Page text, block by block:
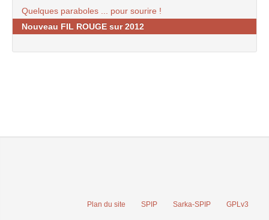
Quelques paraboles ... pour sourire !
Nouveau FIL ROUGE sur 2012
Plan du site SPIP Sarka-SPIP GPLv3